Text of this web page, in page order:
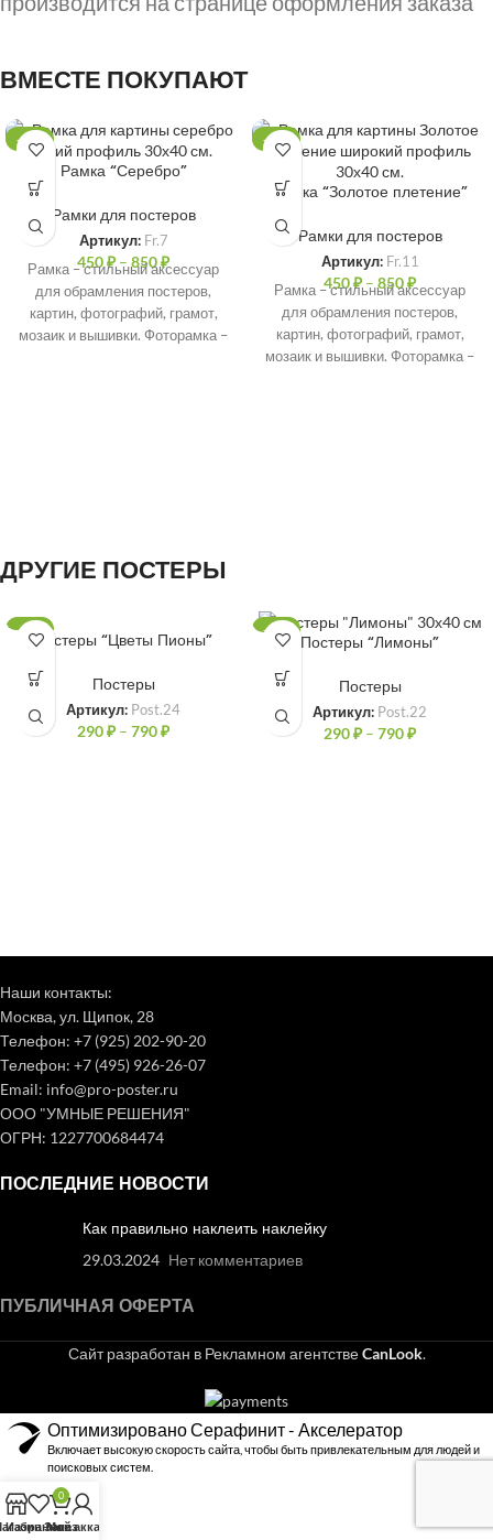
ВМЕСТЕ ПОКУПАЮТ
-47%
Рамка “Серебро”
Рамки для постеров
Артикул: Fr.7
450₽ – 850₽
Рамка – стильный аксессуар
для обрамления постеров,
картин, фотографий, грамот,
мозаик и вышивки. Фоторамка –
-47%
Рамка “Золотое плетение”
Рамки для постеров
Артикул: Fr.11
450₽ – 850₽
Рамка – стильный аксессуар
для обрамления постеров,
картин, фотографий, грамот,
мозаик и вышивки. Фоторамка –
ДРУГИЕ ПОСТЕРЫ
-47%Постеры “Цветы Пионы”
Постеры
Артикул: Post.24
290₽ – 790₽
-47%
Постеры “Лимоны”
Постеры
Артикул: Post.22
290₽ – 790₽
Наши контакты:
Москва, ул. Щипок, 28
Телефон: +7 (925) 202-90-20
Телефон: +7 (495) 926-26-07
Email: info@pro-poster.ru
ООО "УМНЫЕ РЕШЕНИЯ"
ОГРН: 1227700684474
ПОСЛЕДНИЕ НОВОСТИ
Как правильно наклеить наклейку
29.03.2024 Нет комментариев
ПУБЛИЧНАЯ ОФЕРТА
Сайт разработан в Рекламном агентствеCanLook.
Избранное
0
Заказ
Мой аккаунт
Оптимизировано Серафинит - Акселератор
Включает высокую скорость сайта, чтобы быть привлекательным для людей и
поисковых систем.